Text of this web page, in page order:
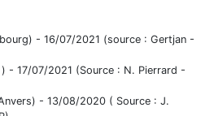
- 16/07/2021 (source : Gertjan -
- 17/07/2021 (Source : N. Pierrard -
- 13/08/2020 ( Source : J.